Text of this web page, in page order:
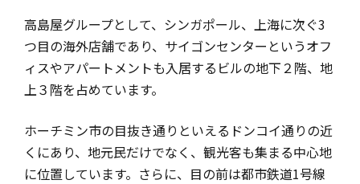
高島屋グループとして、シンガポール、上海に次ぐ3
つ目の海外店舗であり、サイゴンセンターというオフ
ィスやアパートメントも入居するビルの地下２階、地
上３階を占めています。
ホーチミン市の目抜き通りといえるドンコイ通りの近
くにあり、地元民だけでなく、観光客も集まる中心地
に位置しています。さらに、目の前は都市鉄道1号線